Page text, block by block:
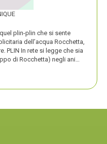
plin-plin che si sente
dell’acqua Rocchetta,
PLIN In rete si legge che sia
di Rocchetta) negli ani…